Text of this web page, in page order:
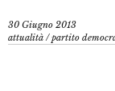
30 Giugno 2013
attualità /partito